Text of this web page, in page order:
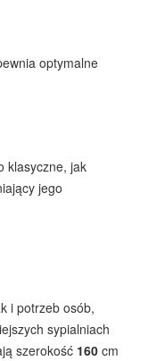
optymalne
klasyczne, jak
jego
i potrzeb osób,
sypialniach
szerokość 160 cm